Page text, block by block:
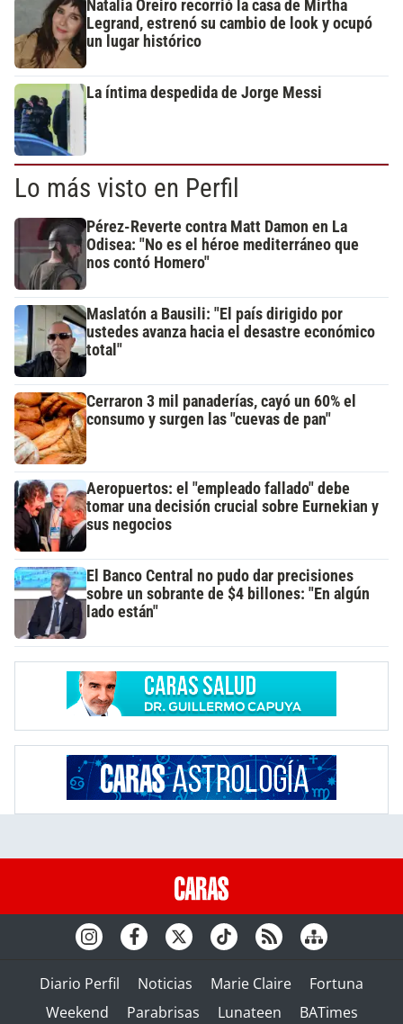
Natalia Oreiro recorrió la casa de Mirtha
Legrand, estrenó su cambio de look y ocupó
un lugar histórico
La íntima despedida de Jorge Messi
Lo más visto en Perfil
Pérez-Reverte contra Matt Damon en La
Odisea: "No es el héroe mediterráneo que
nos contó Homero"
Maslatón a Bausili: "El país dirigido por
ustedes avanza hacia el desastre económico
total"
Cerraron 3 mil panaderías, cayó un 60% el
consumo y surgen las "cuevas de pan"
Aeropuertos: el "empleado fallado" debe
tomar una decisión crucial sobre Eurnekian y
sus negocios
El Banco Central no pudo dar precisiones
sobre un sobrante de $4 billones: "En algún
lado están"
Diario Perfil Noticias Marie Claire
Fortuna
Weekend
Parabrisas Lunateen BATimes